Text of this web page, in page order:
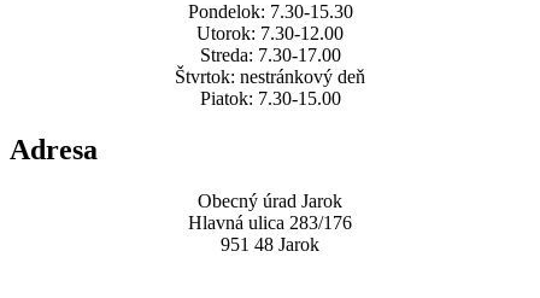
Pondelok: 7.30-15.30
Utorok: 7.30-12.00
Streda: 7.30-17.00
Štvrtok: nestránkový deň
Piatok: 7.30-15.00
Adresa
Obecný úrad Jarok
Hlavná ulica 283/176
951 48 Jarok